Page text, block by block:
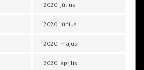
2020. július
2020. június
2020. május
2020. április